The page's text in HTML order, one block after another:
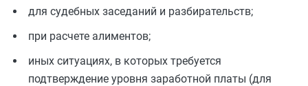
для судебных заседаний и разбирательств;
при расчете алиментов;
иных ситуациях, в которых требуется
подтверждение уровня заработной платы (для